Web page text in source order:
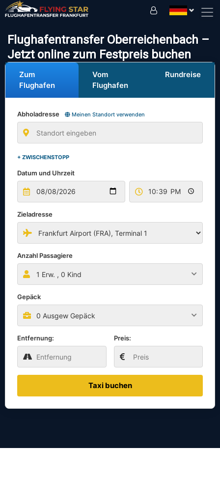
Flughafentransfer Oberreichenbach –
Jetzt online zum Festpreis buchen
Zum
Flughafen
Vom
Flughafen
Rundreise
Abholadresse Meinen Standort verwenden
+ ZWISCHENSTOPP
Datum und Uhrzeit
Zieladresse
Anzahl Passagiere
1 Erw. , 0 Kind
Gepäck
0 Ausgew Gepäck
Entfernung: Preis:
Taxi buchen